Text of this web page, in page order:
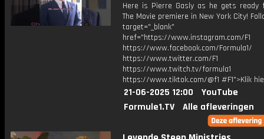
Here is Pierre Gasly as he gets ready
The Movie premiere in New York City!
target="_blank"
href="https://www.instagram.com/F1
https://www.facebook.com/Formula1/
https://www.twitter.com/F1
https://www.twitch.tv/formula1
https://www.tiktok.com/@f1 #F1">Klik
21-06-2025 12:00
YouTube
Formule1.TV
Alle afleveringen